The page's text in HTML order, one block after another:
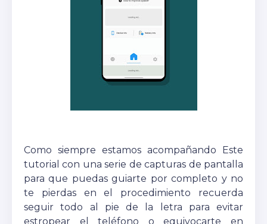
Como siempre estamos acompañando Este
tutorial con una serie de capturas de pantalla
para que puedas guiarte por completo y no
te pierdas en el procedimiento recuerda
seguir todo al pie de la letra para evitar
estropear el teléfono o equivocarte en